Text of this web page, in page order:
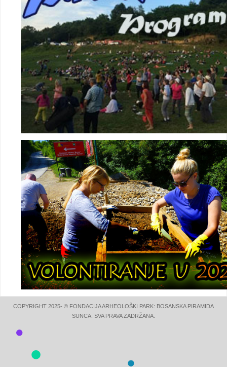
COPYRIGHT 2025- © FONDACIJA ARHEOLOŠKI PARK: BOSANSKA PIRAMIDA
SUNCA. SVA PRAVA ZADRŽANA.